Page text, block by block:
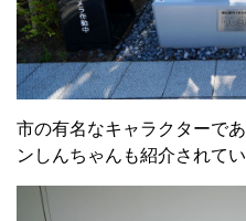
市の有名なキャラクターで
ンしんちゃんも紹介されてい